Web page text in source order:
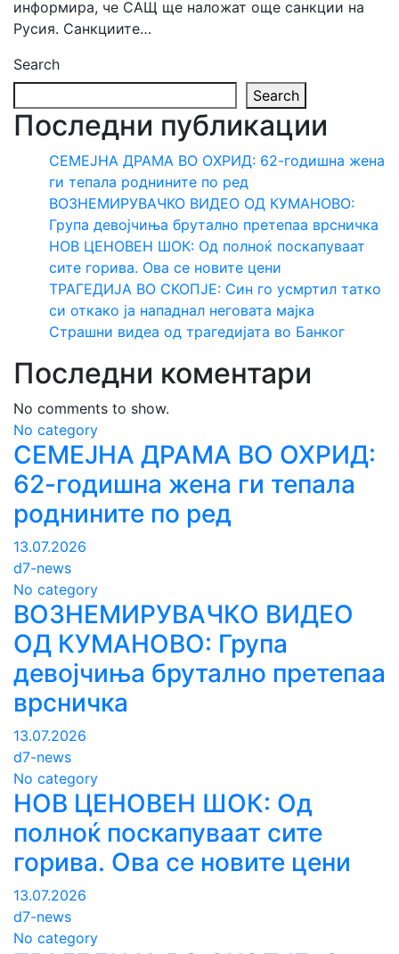
информира, че САЩ ще наложат още санкции на
Русия. Санкциите…
Search
Search
Последни публикации
СЕМЕЈНА ДРАМА ВО ОХРИД: 62-годишна жена
ги тепала роднините по ред
ВОЗНЕМИРУВАЧКО ВИДЕО ОД КУМАНОВО:
Група девојчиња брутално претепаа врсничка
НОВ ЦЕНОВЕН ШОК: Од полноќ поскапуваат
сите горива. Ова се новите цени
ТРАГЕДИЈА ВО СКОПЈЕ: Син го усмртил татко
си откако ја нападнал неговата мајка
Страшни видеа од трагедијата во Банког
Последни коментари
No comments to show.
No category
СЕМЕЈНА ДРАМА ВО ОХРИД:
62-годишна жена ги тепала
роднините по ред
13.07.2026
d7-news
No category
ВОЗНЕМИРУВАЧКО ВИДЕО
ОД КУМАНОВО: Група
девојчиња брутално претепаа
врсничка
13.07.2026
d7-news
No category
НОВ ЦЕНОВЕН ШОК: Од
полноќ поскапуваат сите
горива. Ова се новите цени
13.07.2026
d7-news
No category